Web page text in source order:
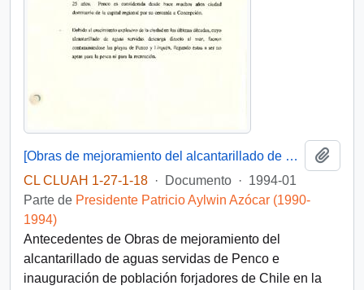
[Obras de mejoramiento del alcantarillado de aguas servidas de Penco e inauguración de población forjadores de Chile-Penco]
CL CLUAH 1-27-1-18 · Documento · 1994-01
Parte de Presidente Patricio Aylwin Azócar (1990-
1994)
Antecedentes de Obras de mejoramiento del
alcantarillado de aguas servidas de Penco e
inauguración de población forjadores de Chile en la